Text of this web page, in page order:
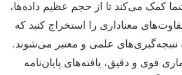
کمک می‌کند تا از حجم عظیم داده‌ها،
معناداری را استخراج کنید که
نتیجه‌گیری‌های علمی و معتبر می‌شوند.
قوی و دقیق، یافته‌های پایان‌نامه